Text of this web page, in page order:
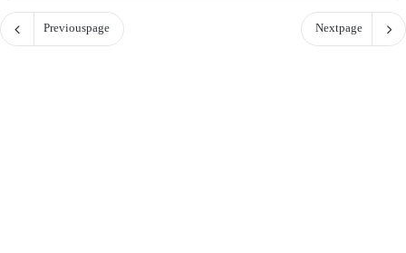
Previous page Next page